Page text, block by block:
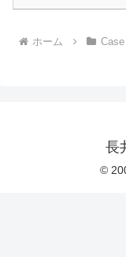
ホーム
長
©